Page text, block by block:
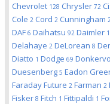
Chevrolet 128 Chrysler 72
Cole 2 Cord 2 Cunningham
DAF 6 Daihatsu 92 Daimler 1
Delahaye 2 DeLorean 8
Diatto 1 Dodge 69
Duesenberg 5 Eadon
Faraday Future 2 Farman 2
Fisker 8 Fitch 1 Fittipaldi 1